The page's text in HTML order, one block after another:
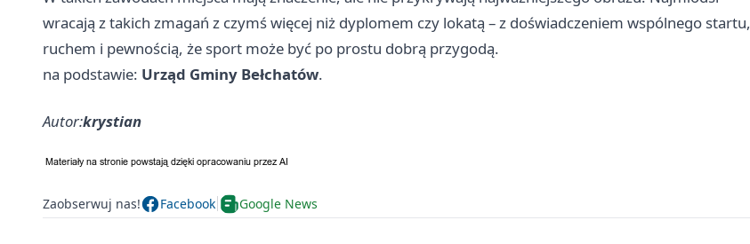
wracają z takich zmagań z czymś więcej niż dyplomem czy lokatą – z doświadczeniem wspólnego startu,
ruchem i pewnością, że sport może być po prostu dobrą przygodą.
na podstawie: Urząd Gminy Bełchatów.
Autor:krystian
Zaobserwuj nas! Facebook Google News